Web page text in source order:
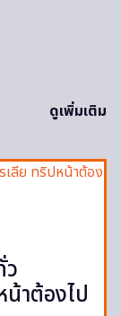
ดูเพิ่มเติม
ว
น้าต้องไป